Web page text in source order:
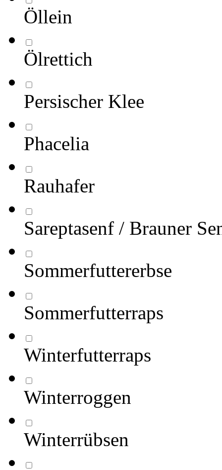
Öllein
Ölrettich
Persischer Klee
Phacelia
Rauhafer
Sareptasenf / Brauner
Sommerfuttererbse
Sommerfutterraps
Winterfutterraps
Winterroggen
Winterrübsen